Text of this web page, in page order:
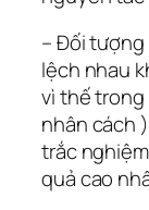
– Đối
lệch nhau
vì thế
nhân cách
trắc
quả cao